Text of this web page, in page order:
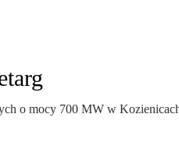
o mocy 700 MW w